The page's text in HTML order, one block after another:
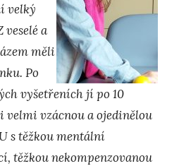
velký
a
měli
Po
vyšetřeních jí po 10
velmi vzácnou a ojedinělou
s těžkou mentální
těžkou nekompenzovanou